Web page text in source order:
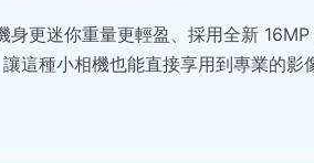
身更迷你重量更輕盈、採用全新
這種小相機也能直接享用到專業的影